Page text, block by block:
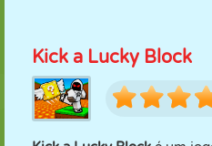
Kick a Lucky Block